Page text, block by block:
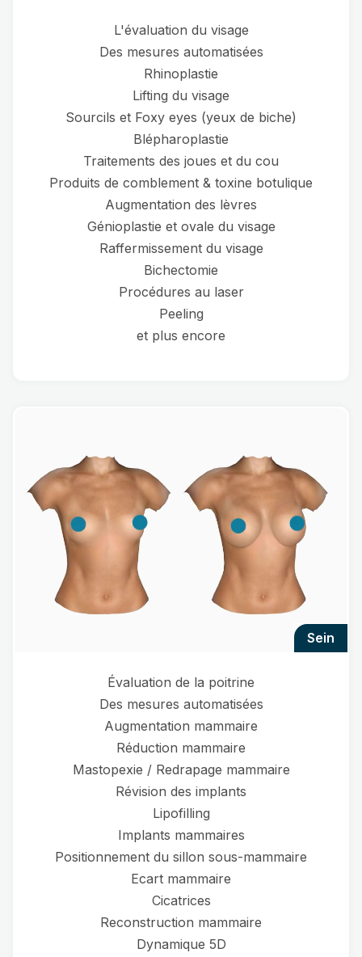
L'évaluation du visage
Des mesures automatisées
Rhinoplastie
Lifting du visage
Sourcils et Foxy eyes (yeux de biche)
Blépharoplastie
Traitements des joues et du cou
Produits de comblement & toxine botulique
Augmentation des lèvres
Génioplastie et ovale du visage
Raffermissement du visage
Bichectomie
Procédures au laser
Peeling
et plus encore
sein
Évaluation de la poitrine
Des mesures automatisées
Augmentation mammaire
Réduction mammaire
Mastopexie / Redrapage mammaire
Révision des implants
Lipofilling
Implants mammaires
Positionnement du sillon sous-mammaire
Ecart mammaire
Cicatrices
Reconstruction mammaire
Dynamique 5D